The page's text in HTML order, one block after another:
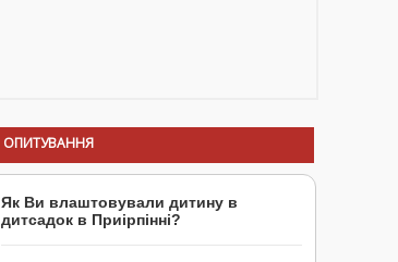
ОПИТУВАННЯ
Як Ви влаштовували дитину в
дитсадок в Приірпінні?